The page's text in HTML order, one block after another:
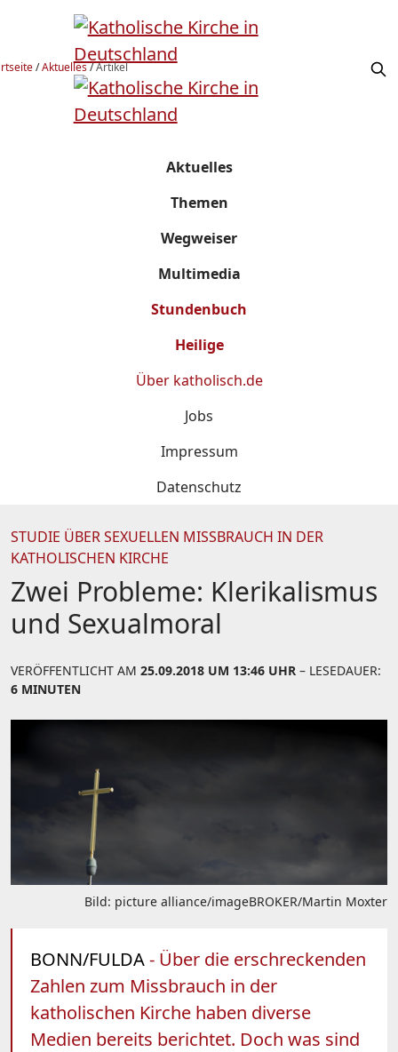
/Aktuelles/Artikel
Aktuelles
Themen
Wegweiser
Multimedia
Stundenbuch
Heilige
Über katholisch.de
Jobs
Impressum
Datenschutz
STUDIE ÜBER SEXUELLEN MISSBRAUCH IN DER
KATHOLISCHEN KIRCHE
Zwei Probleme: Klerikalismus
und Sexualmoral
VERÖFFENTLICHT AM 25.09.2018 UM 13:46 UHR – LESEDAUER:
6 MINUTEN
Bild: picture alliance/imageBROKER/Martin Moxter
BONN/FULDA- Über die erschreckenden
Zahlen zum Missbrauch in der
katholischen Kirche haben diverse
Medien bereits berichtet. Doch was sind